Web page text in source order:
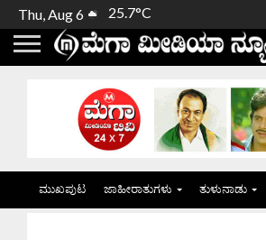
Thu, Aug 6 25.7°C
ಮುಖಪುಟ ಜಾಹೀರಾತುಗಳು ತುಳುನಾಡು